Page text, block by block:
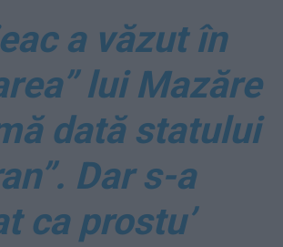
a văzut în
lui Mazăre
dată statului
Dar s-a
ca prostu’